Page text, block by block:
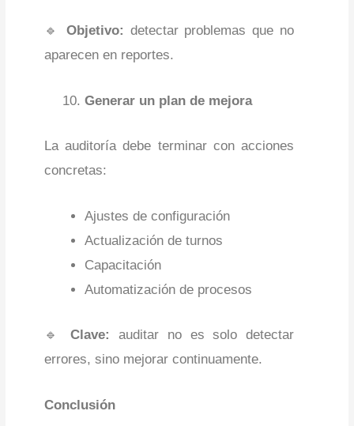
🔹 Objetivo: detectar problemas que no
aparecen en reportes.
Generar un plan de mejora
La auditoría debe terminar con acciones
concretas:
Ajustes de configuración
Actualización de turnos
Capacitación
Automatización de procesos
🔹Clave:
auditar no es solo detectar
errores, sino mejorar continuamente.
Conclusión